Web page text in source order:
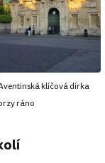
klíčová dírka
ráno